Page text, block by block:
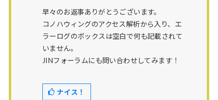
早々のお返事ありがとうございます。
コノハウィングのアクセス解析から入り、エ
ラーログのボックスは空白で何も記載されて
いません。
JINフォーラムにも問い合わせしてみます！
ナイス！